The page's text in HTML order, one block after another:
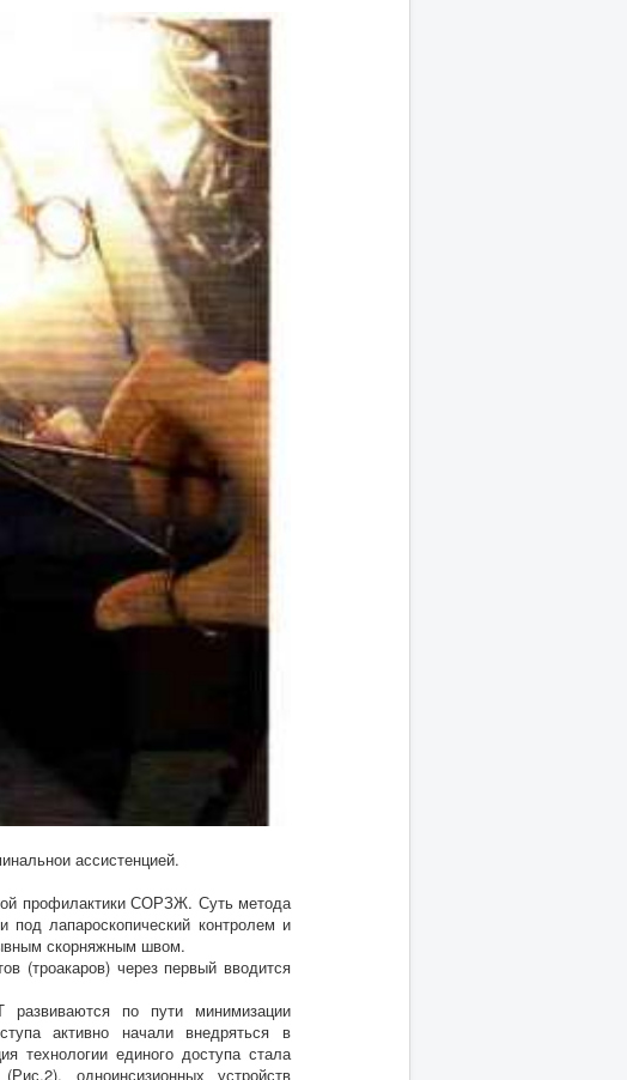
ассистенцией.
профилактики СОРЗЖ. Суть метода
лапароскопический контролем и
скорняжным швом.
(троакаров) через первый вводится
по пути минимизации
активно начали внедряться в
технологии единого доступа стала
одноинсизионных устройств